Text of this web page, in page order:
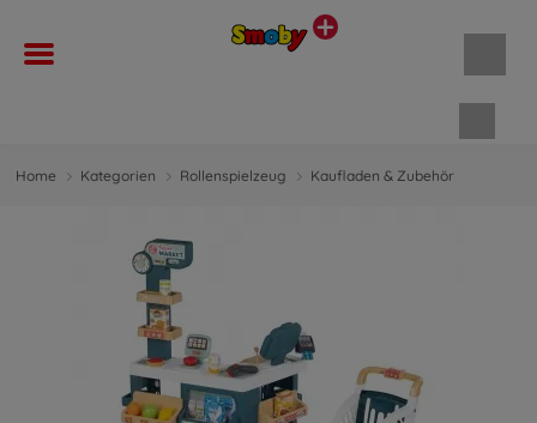
Home Kategorien Rollenspielzeug Kaufladen & Zubehör